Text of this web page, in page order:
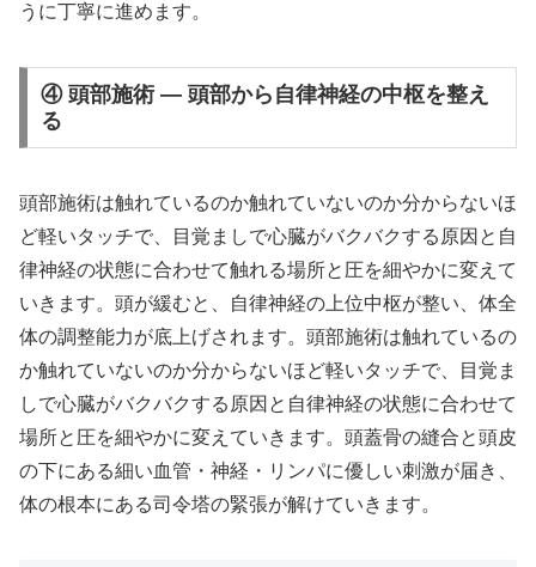
うに丁寧に進めます。
④ 頭部施術 — 頭部から自律神経の中枢を整え
る
頭部施術は触れているのか触れていないのか分からないほ
ど軽いタッチで、目覚ましで心臓がバクバクする原因と自
律神経の状態に合わせて触れる場所と圧を細やかに変えて
いきます。頭が緩むと、自律神経の上位中枢が整い、体全
体の調整能力が底上げされます。頭部施術は触れているの
か触れていないのか分からないほど軽いタッチで、目覚ま
しで心臓がバクバクする原因と自律神経の状態に合わせて
場所と圧を細やかに変えていきます。頭蓋骨の縫合と頭皮
の下にある細い血管・神経・リンパに優しい刺激が届き、
体の根本にある司令塔の緊張が解けていきます。